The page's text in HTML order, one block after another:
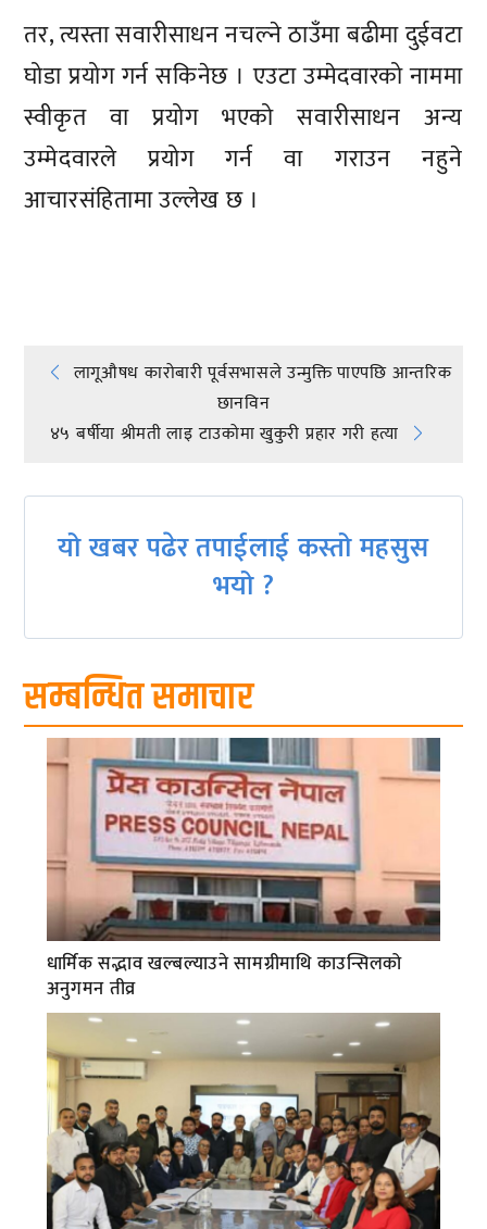
तर, त्यस्ता सवारीसाधन नचल्ने ठाउँमा बढीमा दुईवटा
घोडा प्रयोग गर्न सकिनेछ । एउटा उम्मेदवारको नाममा
स्वीकृत वा प्रयोग भएको सवारीसाधन अन्य
उम्मेदवारले प्रयोग गर्न वा गराउन नहुने
आचारसंहितामा उल्लेख छ ।
Post
navigation
लागूऔषध कारोबारी पूर्वसभासले उन्मुक्ति पाएपछि आन्तरिक
छानविन
४५ बर्षीया श्रीमती लाइ टाउकोमा खुकुरी प्रहार गरी हत्या
यो खबर पढेर तपाईलाई कस्तो महसुस
भयो ?
सम्बन्धित समाचार
धार्मिक सद्भाव खल्बल्याउने सामग्रीमाथि काउन्सिलको
अनुगमन तीव्र